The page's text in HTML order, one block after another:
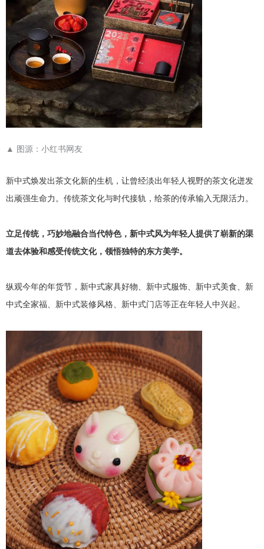
▲ 图源：小红书网友
新中式焕发出茶文化新的生机，让曾经淡出年轻人视野的茶文化迸发
出顽强生命力。传统茶文化与时代接轨，给茶的传承输入无限活力。
立足传统，巧妙地融合当代特色，新中式风为年轻人提供了崭新的渠
道去体验和感受传统文化，领悟独特的东方美学。
纵观今年的年货节，新中式家具好物、新中式服饰、新中式美食、新
中式全家福、新中式装修风格、新中式门店等正在年轻人中兴起。